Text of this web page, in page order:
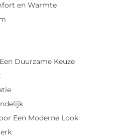
en Warmte
Duurzame Keuze
Een Moderne Look